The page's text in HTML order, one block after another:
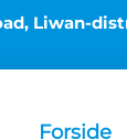
Liwan-
Forside